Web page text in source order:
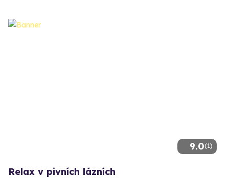
9.0(1)
Relax v pivních lázních